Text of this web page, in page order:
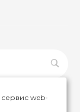
сервис web-